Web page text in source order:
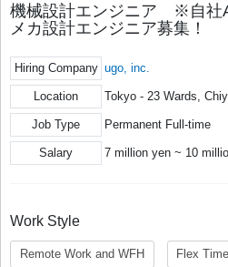
機械設計エンジニア ※自社
メカ設計エンジニア募集！
Hiring Company ugo, inc.
Location Tokyo - 23 Wards,
Job Type Permanent Full-time
Salary 7 million yen ~ 10
Work Style
Remote Work and WFH Flex Time